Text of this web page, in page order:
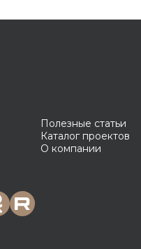
Полезные статьи
Каталог проектов
О компании